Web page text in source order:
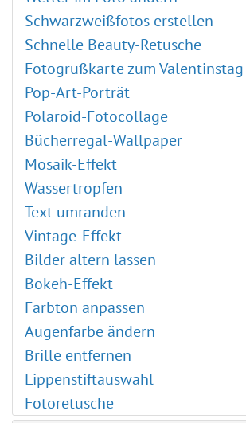
Verzerrungseffekte
Weichzeichnen-Effekte
Points-Plugin
Enhancer-Plugin
Neon-Plugin
NatureArt-Plugin
LightShop-Plugin
HDRFactory-Plugin
AirBrush-Plugin
Ausrichten-Optionen
Schwarz-weiß-Korrektur
Schwellenwert-Korrektur
Umkehren-Korrektur
Farbton/Sättigung
Helligkeit/Kontrast
Gradationskurven
Tonwertkorrektur
Bildgrößenbearbeitung
Eingebaute Plugins
Externe Plugins
Schwarzweißfotos erstellen
Schnelle Beauty-Retusche
Fotogrußkarte zum Valentinstag
Pop-Art-Porträt
Polaroid-Fotocollage
Bücherregal-Wallpaper
Mosaik-Effekt
Wassertropfen
Text umranden
Vintage-Effekt
Bilder altern lassen
Bokeh-Effekt
Farbton anpassen
Augenfarbe ändern
Brille entfernen
Lippenstiftauswahl
Fotoretusche